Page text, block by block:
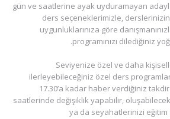
gün ve saatlerine ayak uyduramayan
ders seçeneklerimizle,
uygunluklarınıza göre
programınızı dilediğiniz
Seviyenize özel ve daha
ilerleyebileceğiniz özel ders
17.30’a kadar haber verdiğiniz
saatlerinde değişiklik yapabilir, oluşabilecek
ya da seyahatlerinizi